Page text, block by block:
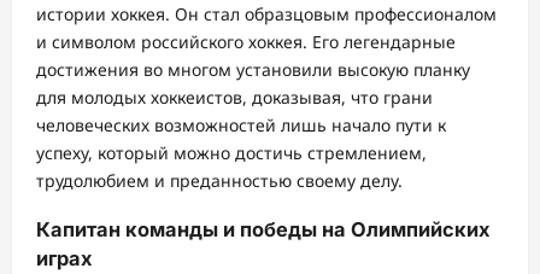
истории хоккея. Он стал образцовым профессионалом
и символом российского хоккея. Его легендарные
достижения во многом установили высокую планку
для молодых хоккеистов, доказывая, что грани
человеческих возможностей лишь начало пути к
успеху, который можно достичь стремлением,
трудолюбием и преданностью своему делу.
Капитан команды и победы на Олимпийских
играх